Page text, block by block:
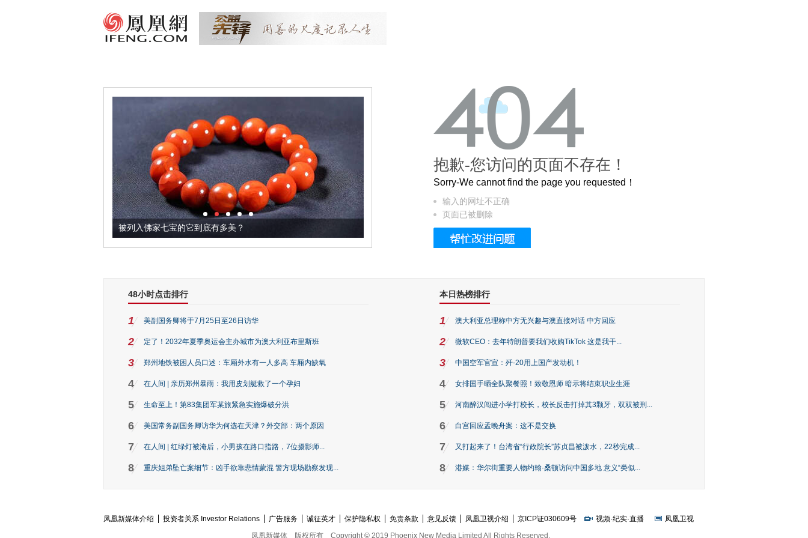
被列入佛家七宝的它到底有多美？ 这个3.2米的长卷，还原了600岁的紫禁城
抱歉-您访问的页面不存在！
Sorry-We cannot find the page you requested！
输入的网址不正确
页面已被删除
48小时点击排行
1 美副国务卿将于7月25日至26日访华
2 定了！2032年夏季奥运会主办城市为澳大利亚布里斯班
3 郑州地铁被困人员口述：车厢外水有一人多高 车厢内缺氧
4 在人间 | 亲历郑州暴雨：我用皮划艇救了一个孕妇
5 生命至上！第83集团军某旅紧急实施爆破分洪
6 美国常务副国务卿访华为何选在天津？外交部：两个原因
7 在人间 | 红绿灯被淹后，小男孩在路口指路，7位摄影师...
8 重庆姐弟坠亡案细节：凶手欲靠悲情蒙混 警方现场勘察发现...
本日热榜排行
1 澳大利亚总理称中方无兴趣与澳直接对话 中方回应
2 微软CEO：去年特朗普要我们收购TikTok 这是我干...
3 中国空军官宣：歼-20用上国产发动机！
4 女排国手晒全队聚餐照！致敬恩师 暗示将结束职业生涯
5 河南醉汉闯进小学打校长，校长反击打掉其3颗牙，双双被刑...
6 白宫回应孟晚舟案：这不是交换
7 又打起来了！台湾省“行政院长”苏贞昌被泼水，22秒完成...
8 港媒：华尔街重要人物约翰·桑顿访问中国多地 意义“类似...
凤凰新媒体介绍 投资者关系 Investor Relations 广告服务 诚征英才 保护隐私权 免责条款 意见反馈 凤凰卫视介绍 京ICP证030609号 视频·纪实·直播
凤凰卫视
凤凰新媒体
版权所有 Copyright © 2019 Phoenix New Media Limited All Rights Reserved.